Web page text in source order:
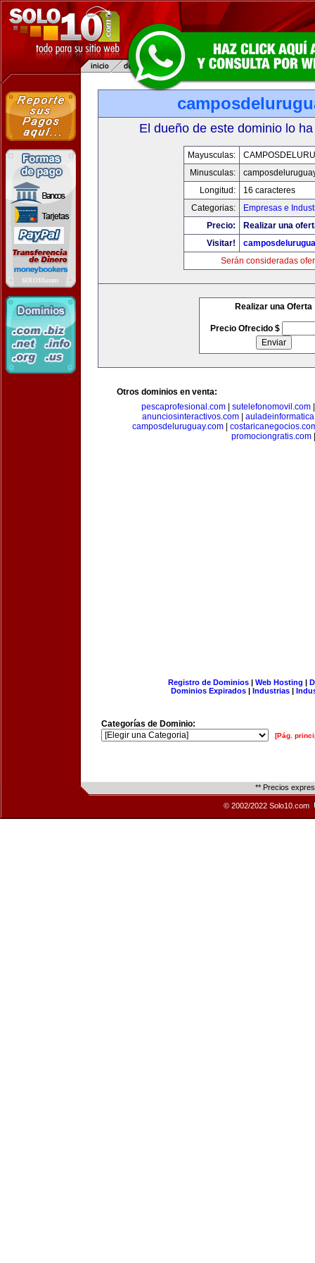
El dueño de este dominio lo
Mayusculas:
Minusculas:
Longitud:
16 caracteres
Categorias:
Empresas e
Precio:
Realizar una
Visitar!
Serán consideradas
Realizar una Oferta
Precio Ofrecido $
Otros dominios en venta:
pescaprofesional.com| sutelefonomovil.com
anunciosinteractivos.com|
camposdeluruguay.com|
promociongratis.com
Registro de Dominios| Web Hosting |
Dominios Expirados | Industrias |
Categorías de Dominio:
[Pág.
** Precios
© 2002/2022 Solo10.com